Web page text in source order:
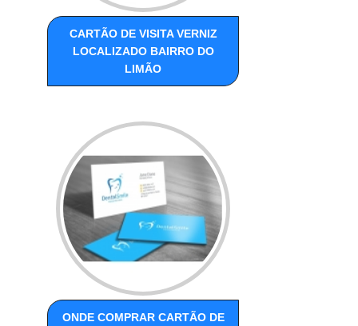
CARTÃO DE VISITA VERNIZ
LOCALIZADO BAIRRO DO
LIMÃO
ONDE COMPRAR CARTÃO DE